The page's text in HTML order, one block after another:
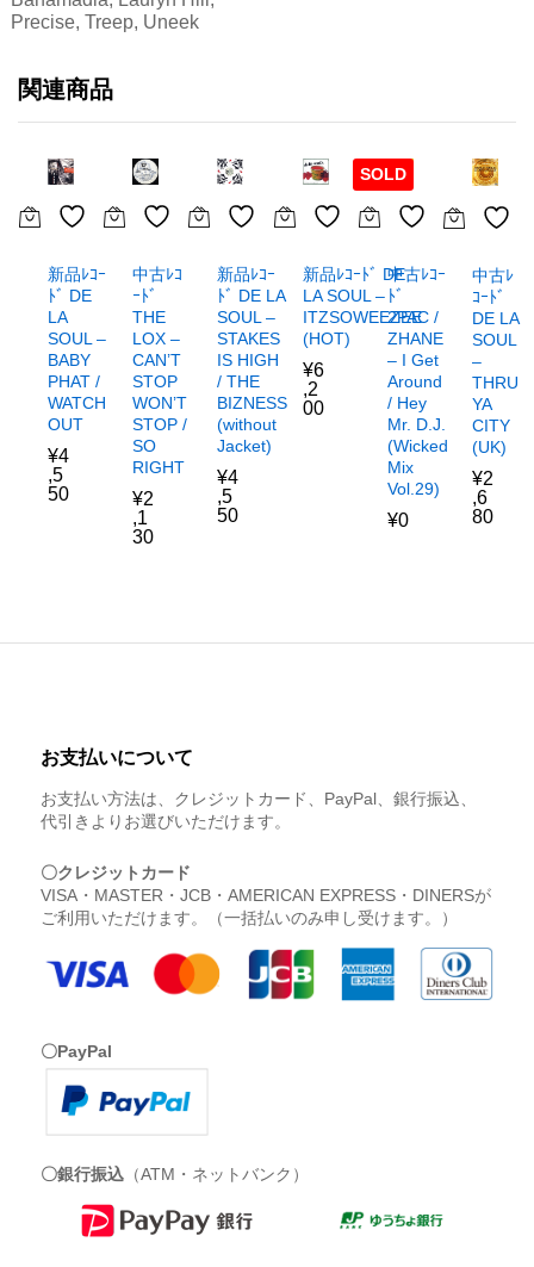
Precise, Treep, Uneek
関連商品
新品ﾚｺｰ
ﾄﾞ DE
LA
SOUL –
BABY
PHAT /
WATCH
OUT
¥4
,5
50
中古ﾚｺ
ｰﾄﾞ
THE
LOX –
CAN’T
STOP
WON’T
STOP /
SO
RIGHT
¥2
,1
30
新品ﾚｺｰ
ﾄﾞ DE LA
SOUL –
STAKES
IS HIGH
/ THE
BIZNESS
(without
Jacket)
¥4
,5
50
新品ﾚｺｰﾄﾞ DE
LA SOUL –
ITZSOWEEZEE
(HOT)
¥6
,2
00
SOLD
中古ﾚｺｰ
ﾄﾞ
2PAC /
ZHANE
– I Get
Around
/ Hey
Mr. D.J.
(Wicked
Mix
Vol.29)
¥0
中古ﾚ
ｺｰﾄﾞ
DE LA
SOUL
–
THRU
YA
CITY
(UK)
¥2
,6
80
お支払いについて
お支払い方法は、クレジットカード、PayPal、銀行振込、
代引きよりお選びいただけます。
〇クレジットカード
VISA・MASTER・JCB・AMERICAN EXPRESS・DINERSが
ご利用いただけます。（一括払いのみ申し受けます。）
〇PayPal
〇銀行振込 （ATM・ネットバンク）